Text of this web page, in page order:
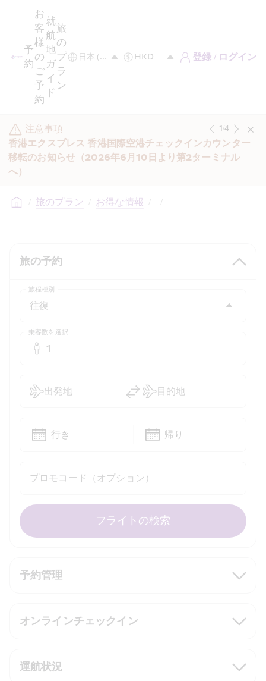
予
約
お
客
様
の
ご
予
約
就
航
地
ガ
イ
ド
旅
の
プ
ラ
ン
登録 / ログイン
注意事項
香港エクスプレス 香港国際空港チェックインカウンター
移転のお知らせ（2026年6月10日より第2ターミナル
へ）
1/4
/ 旅のプラン / お得な情報 / /
旅の予約
予約管理
オンラインチェックイン
運航状況
旅程種別
乗客数を選択
1
プロモコード（オプション）
出発地 目的地
行き 帰り
フライトの検索